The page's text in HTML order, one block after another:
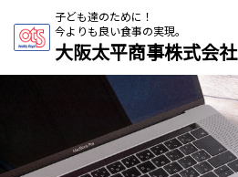
子ども達のために！
今よりも良い食事の実現。
大阪太平商事株式会社